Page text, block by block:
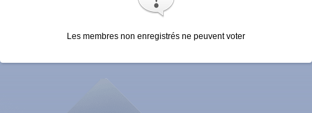
Les membres non enregistrés ne peuvent voter